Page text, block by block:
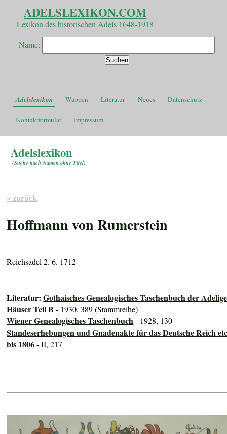
ADELSLEXIKON.COM
Lexikon des historischen Adels 1648-1918
Name:
Adelslexikon Wappen Literatur Neues Datenschutz
Kontaktformular Impressum
Adelslexikon
(Suche nach Namen ohne Titel)
« zurück
Hoffmann von Rumerstein
Reichsadel 2. 6. 1712
Literatur:Gothaisches Genealogisches Taschenbuch der
Häuser Teil B - 1930, 389 (Stammreihe)
Wiener Genealogisches Taschenbuch - 1928, 130
Standeserhebungen und Gnadenakte für das Deutsche Reich
bis 1806- II, 217